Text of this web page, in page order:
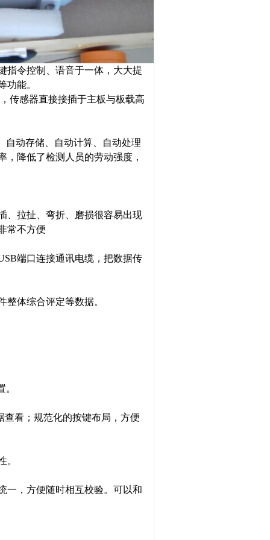
指令控制、语音于一体，大大提
功能。
传感器直接接插于主板与板载高
自动存储、自动计算、自动处理
降低了检测人员的劳动强度，
、拉扯、弯折、磨损很容易出现
常不方便
端口连接通讯电缆，把数据传
体综合评定等数据。
看；规范化的按键布局，方便
。
一，方便随时相互校验。可以和